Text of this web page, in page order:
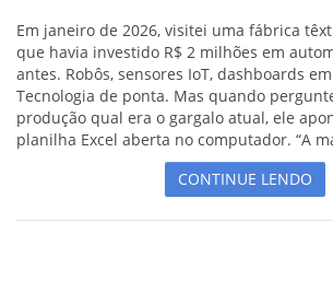
Em janeiro de 2026, visitei uma fábrica
que havia investido R$ 2 milhões em
antes. Robôs, sensores IoT, dashboards
Tecnologia de ponta. Mas quando
produção qual era o gargalo atual, ele
planilha Excel aberta no computador. “A
CONTINUE LENDO